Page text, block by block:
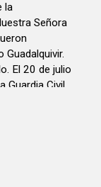
la
Señora
El 20 de julio
Civil.